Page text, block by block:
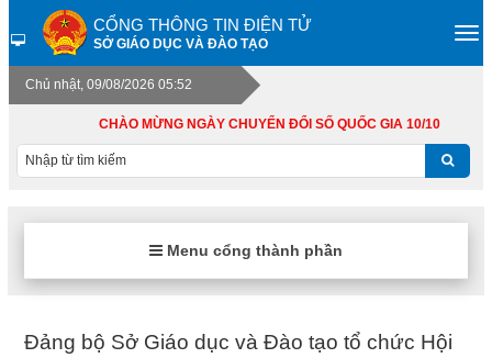
CỔNG THÔNG TIN ĐIỆN TỬ
SỞ GIÁO DỤC VÀ ĐÀO TẠO
Chủ nhật, 09/08/2026 05:52
CHÀO MỪNG NGÀY CHUYỂN ĐỔI SỐ QUỐC GIA 10/10
Menu cổng thành phần
Đảng bộ Sở Giáo dục và Đào tạo tổ chức Hội